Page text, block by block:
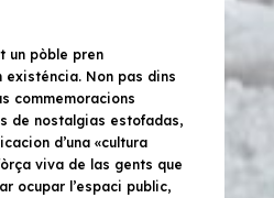
un pòble pren
existéncia. Non pas dins
commemoracions
de nostalgias estofadas,
d’una «cultura
viva de las gents que
ocupar l’espaci public,